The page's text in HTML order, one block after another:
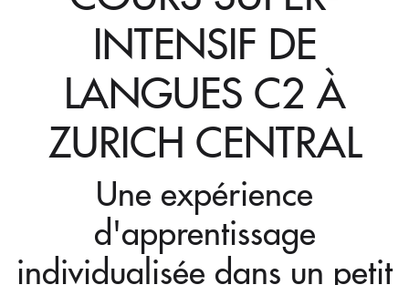
INTENSIF DE
LANGUES C2 À
ZURICH CENTRAL
Une expérience
d'apprentissage
individualisée dans un petit